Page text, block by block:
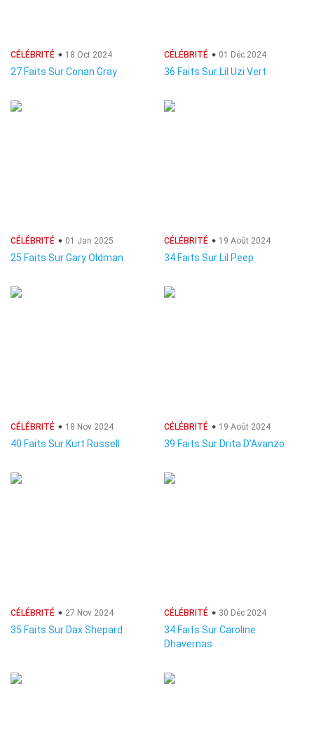
CÉLÉBRITÉ 18 Oct 2024
27 Faits Sur Conan Gray
CÉLÉBRITÉ 01 Déc 2024
36 Faits Sur Lil Uzi Vert
CÉLÉBRITÉ 01 Jan 2025
25 Faits Sur Gary Oldman
CÉLÉBRITÉ 19 Août 2024
34 Faits Sur Lil Peep
CÉLÉBRITÉ 18 Nov 2024
40 Faits Sur Kurt Russell
CÉLÉBRITÉ 19 Août 2024
39 Faits Sur Drita D'Avanzo
CÉLÉBRITÉ 27 Nov 2024
35 Faits Sur Dax Shepard
CÉLÉBRITÉ 30 Déc 2024
34 Faits Sur Caroline
Dhavernas